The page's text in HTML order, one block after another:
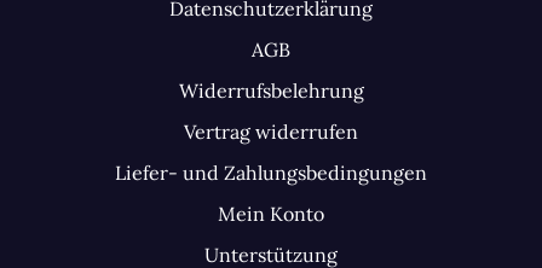
Datenschutzerklärung
AGB
Widerrufsbelehrung
Vertrag widerrufen
Liefer- und Zahlungsbedingungen
Mein Konto
Unterstützung